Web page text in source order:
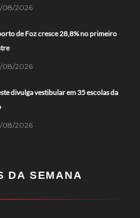
08/2026
de Foz cresce 28,8% no primeiro
08/2026
divulga vestibular em 35 escolas da
08/2026
DA SEMANA